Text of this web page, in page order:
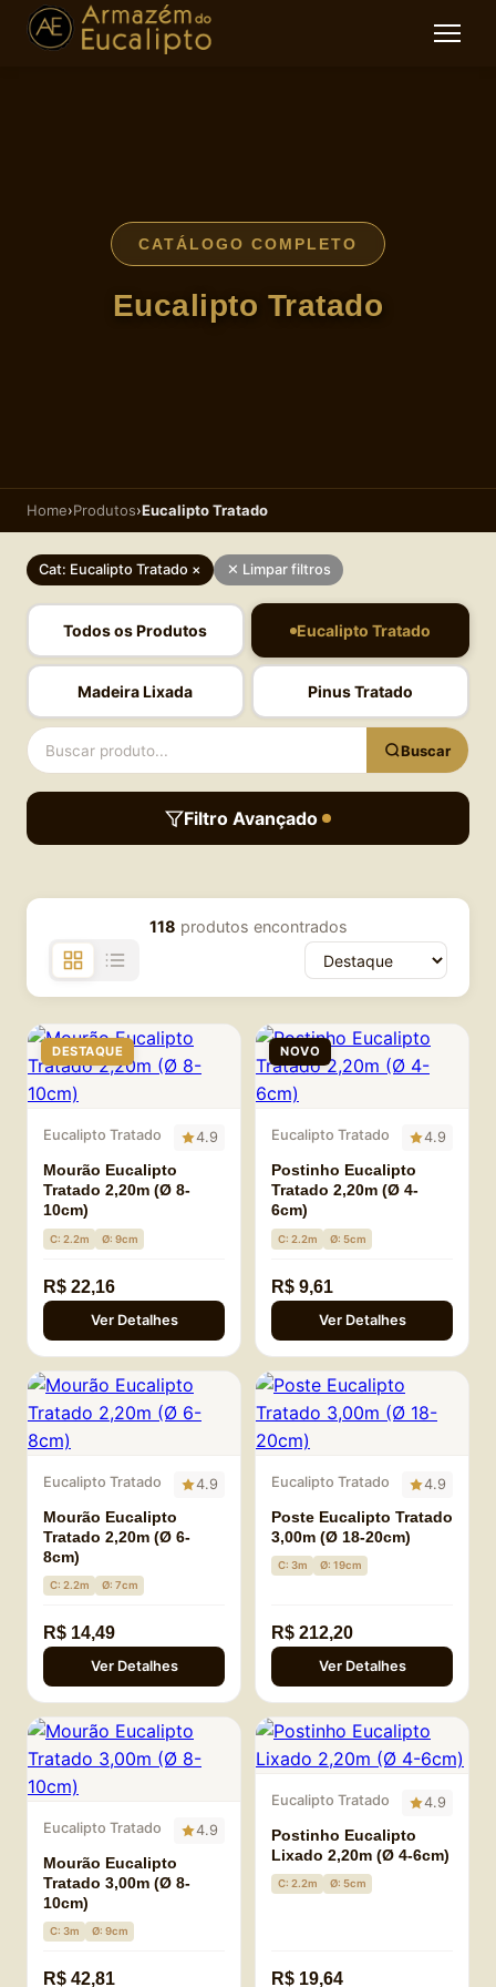
CATÁLOGO COMPLETO
Eucalipto Tratado
Home›Produtos›Eucalipto Tratado
Cat: Eucalipto Tratado × ✕ Limpar filtros
Todos os Produtos Eucalipto Tratado
Madeira Lixada Pinus Tratado
Buscar
Filtro Avançado
118 produtos encontrados
DESTAQUE
Eucalipto Tratado 4.9
Mourão Eucalipto
Tratado 2,20m (Ø 8-
10cm)
C: 2.2m Ø: 9cm
R$ 22,16
Ver Detalhes
NOVO
Eucalipto Tratado 4.9
Postinho Eucalipto
Tratado 2,20m (Ø 4-
6cm)
C: 2.2m Ø: 5cm
R$ 9,61
Ver Detalhes
Eucalipto Tratado 4.9
Mourão Eucalipto
Tratado 2,20m (Ø 6-
8cm)
C: 2.2m Ø: 7cm
R$ 14,49
Ver Detalhes
Eucalipto Tratado 4.9
Poste Eucalipto Tratado
3,00m (Ø 18-20cm)
C: 3m Ø: 19cm
R$ 212,20
Ver Detalhes
Eucalipto Tratado 4.9
Mourão Eucalipto
Tratado 3,00m (Ø 8-
10cm)
C: 3m Ø: 9cm
R$ 42,81
Eucalipto Tratado 4.9
Postinho Eucalipto
Lixado 2,20m (Ø 4-6cm)
C: 2.2m Ø: 5cm
R$ 19,64